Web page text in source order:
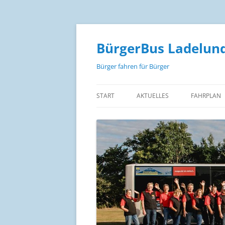
Zum
springen
BürgerBus
Bürger fahren für Bürger
START AKTUELLES FAHRPLAN
FAHRPREISE